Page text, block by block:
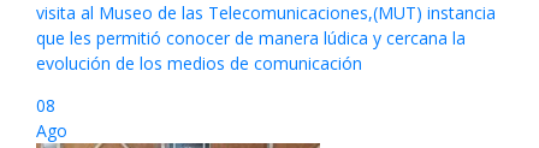
visita al Museo de las Telecomunicaciones,(MUT) instancia
que les permitió conocer de manera lúdica y cercana la
evolución de los medios de comunicación
08
Ago